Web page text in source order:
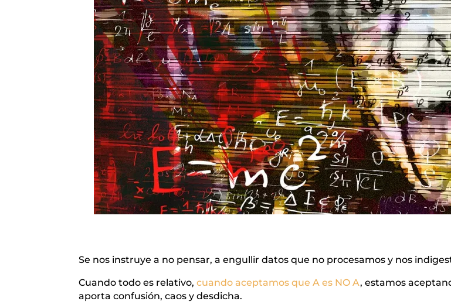
Se nos instruye a no pensar, a engullir datos que no procesamos y nos
Cuando todo es relativo,cuando aceptamos que A es NO A, estamos
aporta confusión, caos y desdicha.